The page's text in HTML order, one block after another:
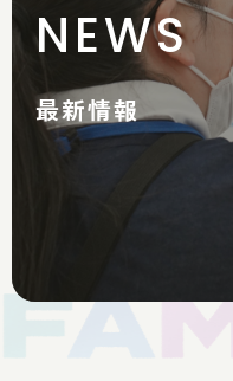
NEWS
最新情報